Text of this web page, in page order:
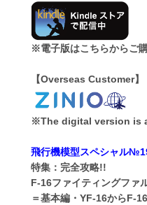
※電子版はこちらからご購
【Overseas Customer】
※The digital version is
飛行機模型スペシャル
特集：完全攻略!!
F-16ファイティングファ
＝基本編・YF-16からF-